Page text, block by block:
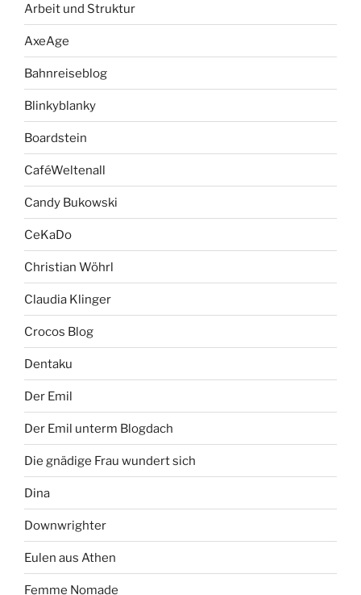
Arbeit und Struktur
AxeAge
Bahnreiseblog
Blinkyblanky
Boardstein
CaféWeltenall
Candy Bukowski
CeKaDo
Christian Wöhrl
Claudia Klinger
Crocos Blog
Dentaku
Der Emil
Der Emil unterm Blogdach
Die gnädige Frau wundert sich
Dina
Downwrighter
Eulen aus Athen
Femme Nomade